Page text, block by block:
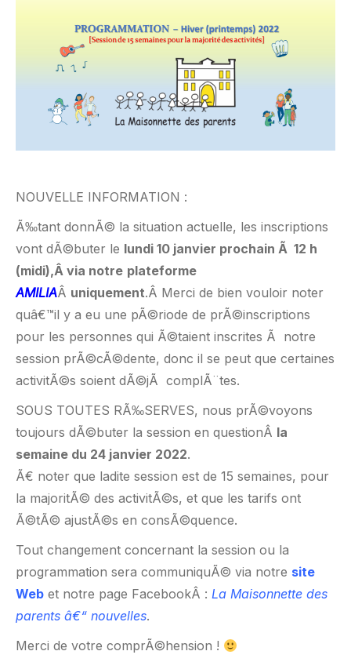
NOUVELLE INFORMATION :
Ã‰tant donnÃ© la situation actuelle, les inscriptions
vont dÃ©buter le lundi 10 janvier prochain Ã 12 h
(midi),Â via notre plateforme
AMILIAÂ uniquement.Â Merci de bien vouloir noter
quâ€™il y a eu une pÃ©riode de prÃ©inscriptions
pour les personnes qui Ã©taient inscrites Ã notre
session prÃ©cÃ©dente, donc il se peut que certaines
activitÃ©s soient dÃ©jÃ complÃ¨tes.
SOUS TOUTES RÃ‰SERVES, nous prÃ©voyons
toujours dÃ©buter la session en questionÂ la
semaine du 24 janvier 2022.
Ã€ noter que ladite session est de 15 semaines, pour
la majoritÃ© des activitÃ©s, et que les tarifs ont
Ã©tÃ© ajustÃ©s en consÃ©quence.
Tout changement concernant la session ou la
programmation sera communiquÃ© via notre site
Web et notre page FacebookÂ : La Maisonnette des
parents â€“ nouvelles.
Merci de votre comprÃ©hension !